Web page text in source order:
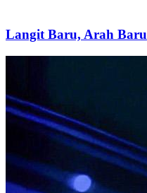
Langit Baru, Arah Baru